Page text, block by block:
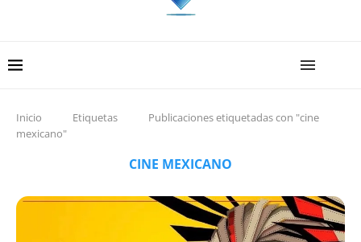
Inicio Etiquetas
Publicaciones etiquetadas con "cine
mexicano"
CINE MEXICANO